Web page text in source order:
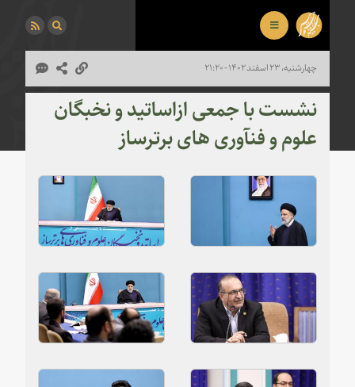
چهارشنبه، ۲۳ اسفند ۱۴۰۲ - ۲۱:۲۰
نشست با جمعی ازاساتید و نخبگان
علوم و فنآوری های برترساز